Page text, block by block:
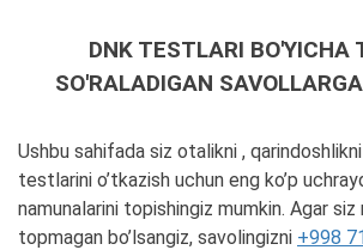
DNK TESTLARI BO'YICHA
SO'RALADIGAN
Ushbu sahifada siz otalikni ,
testlarini o’tkazish uchun eng ko’p
namunalarini topishingiz mumkin. Agar
topmagan bo’lsangiz, savolingizni +998